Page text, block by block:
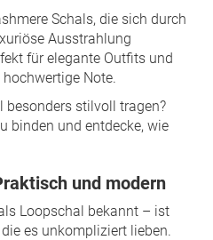
Schals, die sich durch
Ausstrahlung
für elegante Outfits und
Note.
besonders stilvoll tragen?
binden und entdecke, wie
und modern
Loopschal bekannt – ist
es unkompliziert lieben.